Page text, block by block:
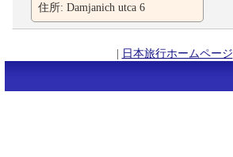
住所: Damjanich utca 6
| 日本旅行ホームページ